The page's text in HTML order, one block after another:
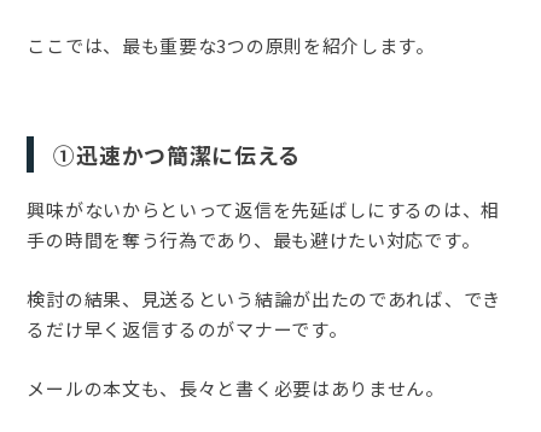
ここでは、最も重要な3つの原則を紹介します。
①迅速かつ簡潔に伝える
興味がないからといって返信を先延ばしにするのは、相
手の時間を奪う行為であり、最も避けたい対応です。
検討の結果、見送るという結論が出たのであれば、でき
るだけ早く返信するのがマナーです。
メールの本文も、長々と書く必要はありません。